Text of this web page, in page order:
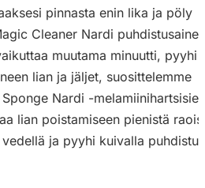
pinnasta enin lika ja pöly
Cleaner Nardi
muutama minuutti,
lian ja jäljet, suosittelemme
Nardi -
lian poistamiseen pienistä
ja pyyhi kuivalla